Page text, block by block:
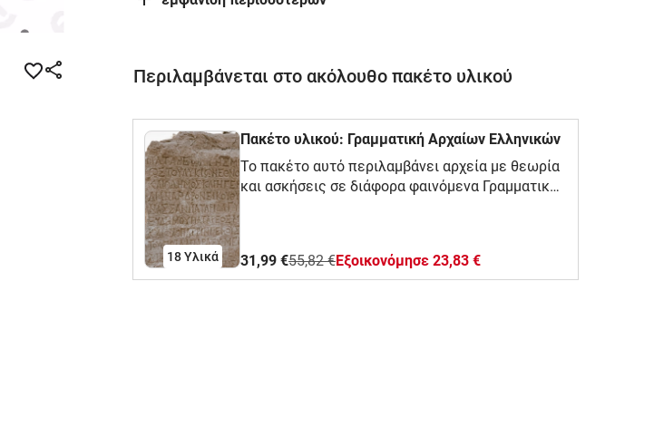
Περιλαμβάνεται στο ακόλουθο πακέτο υλικού
18 Υλικά
Πακέτο υλικού: Γραμματική Αρχαίων Ελληνικών
Το πακέτο αυτό περιλαμβάνει αρχεία με θεωρία
και ασκήσεις σε διάφορα φαινόμενα Γραμματικής
Εξετάσεων.
31,99 €55,82 €Eξοικονόμησε 23,83 €